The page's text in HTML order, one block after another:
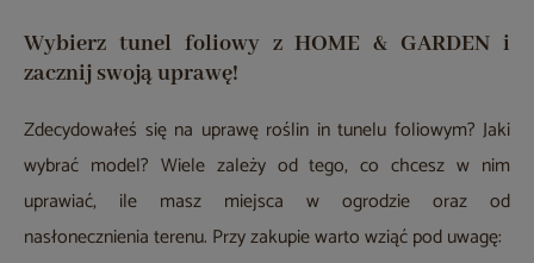
Wybierz tunel foliowy z HOME & GARDEN i
zacznij swoją uprawę!
Zdecydowałeś się na uprawę roślin in tunelu foliowym? Jaki
wybrać model? Wiele zależy od tego, co chcesz w nim
uprawiać, ile masz miejsca w ogrodzie oraz od
nasłonecznienia terenu. Przy zakupie warto wziąć pod uwagę: